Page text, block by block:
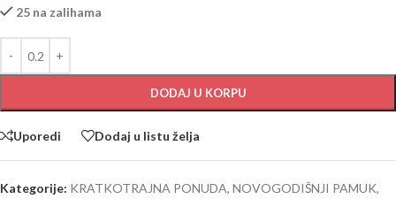
25 na zalihama
DODAJ U KORPU
Uporedi Dodaj u listu želja
Kategorije: KRATKOTRAJNA PONUDA, NOVOGODIŠNJI PAMUK,